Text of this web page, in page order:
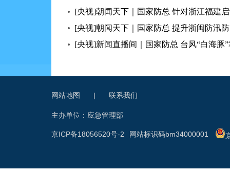
[央视]朝闻天下｜国家防总 针对浙江福建
[央视]朝闻天下｜国家防总 提升浙闽防汛
[央视]新闻直播间｜国家防总 台风“白海豚
网站地图 | 联系我们
主办单位：应急管理部
网站标识码bm34000001
京ICP备18056520号-2